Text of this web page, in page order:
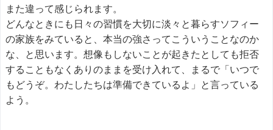
また違って感じられます。
どんなときにも日々の習慣を大切に淡々と暮らすソフィー
の家族をみていると、本当の強さってこういうことなのか
な、と思います。想像もしないことが起きたとしても拒否
することもなくありのままを受け入れて、まるで「いつで
もどうぞ。わたしたちは準備できているよ」と言っている
よう。